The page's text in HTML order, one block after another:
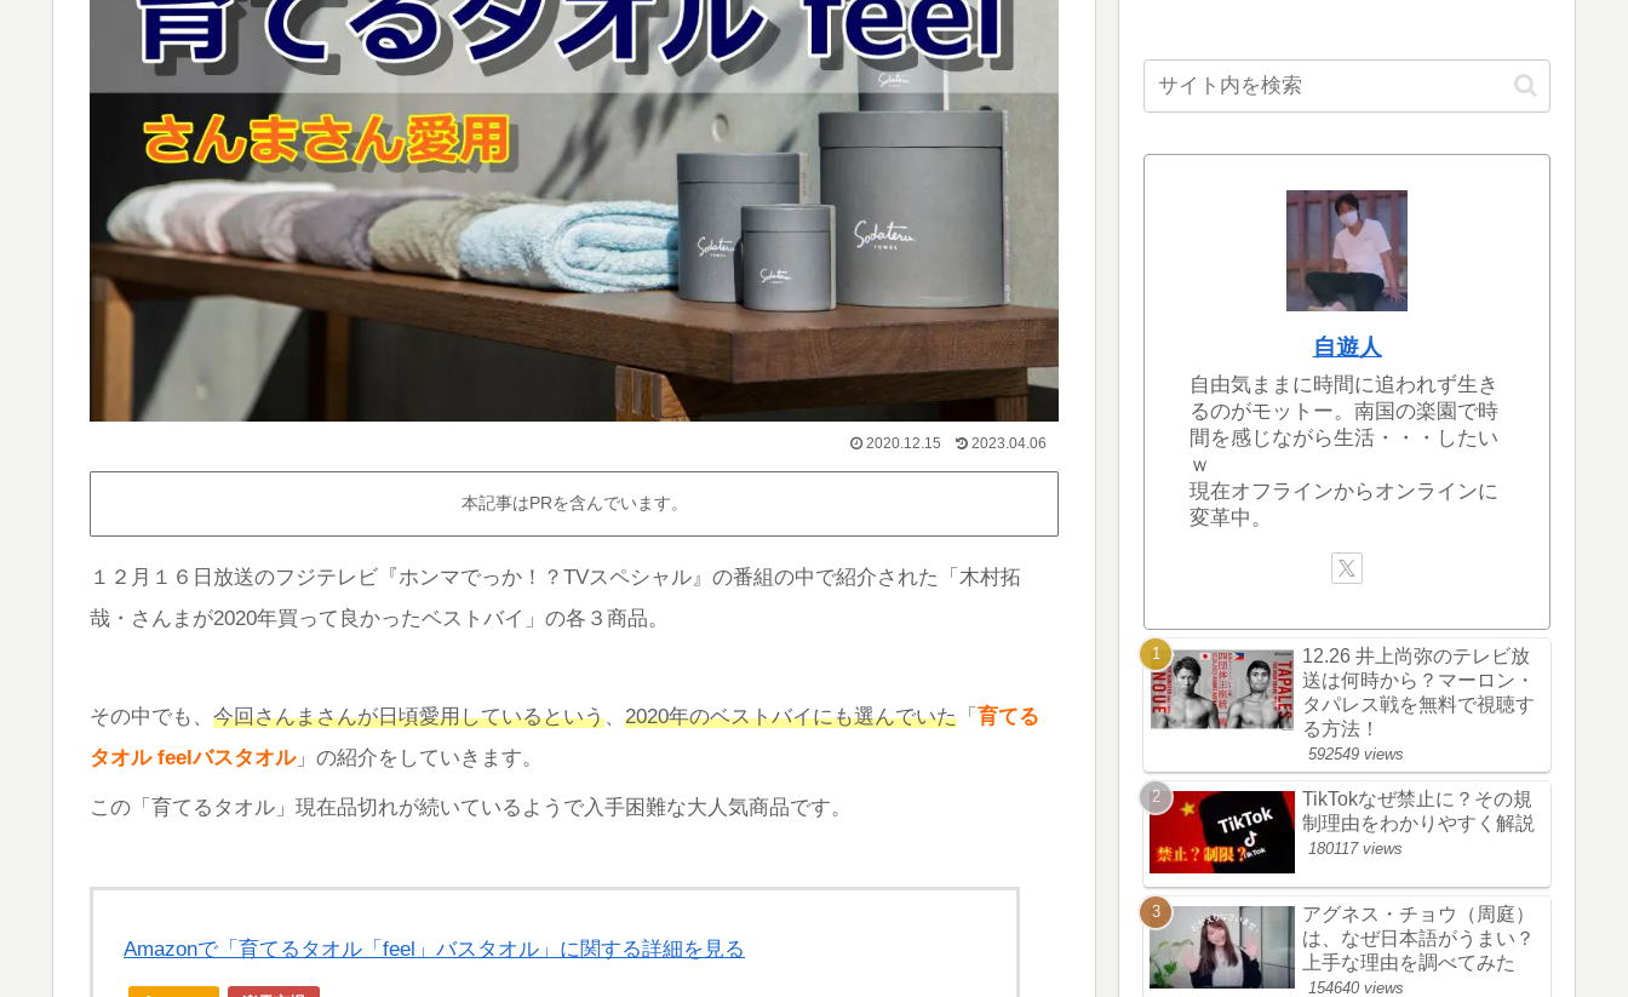
2020.12.15 2023.04.06
本記事はPRを含んでいます。
１２月１６日放送のフジテレビ『ホンマでっか！？TVスペシャル』の番組の中で紹介された「木村拓
哉・さんまが2020年買って良かったベストバイ」の各３商品。
その中でも、 今回さんまさんが日頃愛用しているという、 2020年のベストバイにも選んでいた 「 育てる
タオル feelバスタオル」の紹介をしていきます。
この「育てるタオル」現在品切れが続いているようで入手困難な大人気商品です。
Amazonで「育てるタオル「feel」バスタオル」に関する詳細を見る
自遊人
自由気ままに時間に追われず生き
るのがモットー。南国の楽園で時
間を感じながら生活・・・したい
ｗ
現在オフラインからオンラインに
変革中。
12.26 井上尚弥のテレビ放
送は何時から？マーロン・
タパレス戦を無料で視聴す
る方法！
592549 views
TikTokなぜ禁止に？その規
制理由をわかりやすく解説
180117 views
アグネス・チョウ（周庭）
は、なぜ日本語がうまい？
上手な理由を調べてみた
154640 views